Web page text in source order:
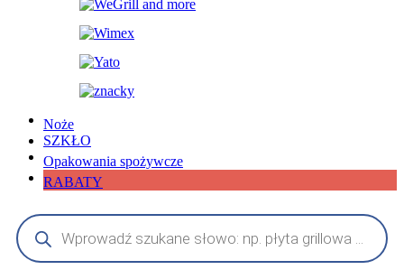
Noże
SZKŁO
Opakowania spożywcze
RABATY
Wyszukiwarka
produktów